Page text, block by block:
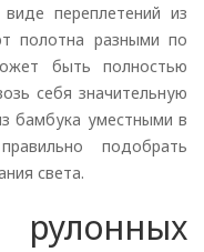
переплетений из
полотна разными по
быть полностью
себя значительную
бамбука уместными в
подобрать
света.